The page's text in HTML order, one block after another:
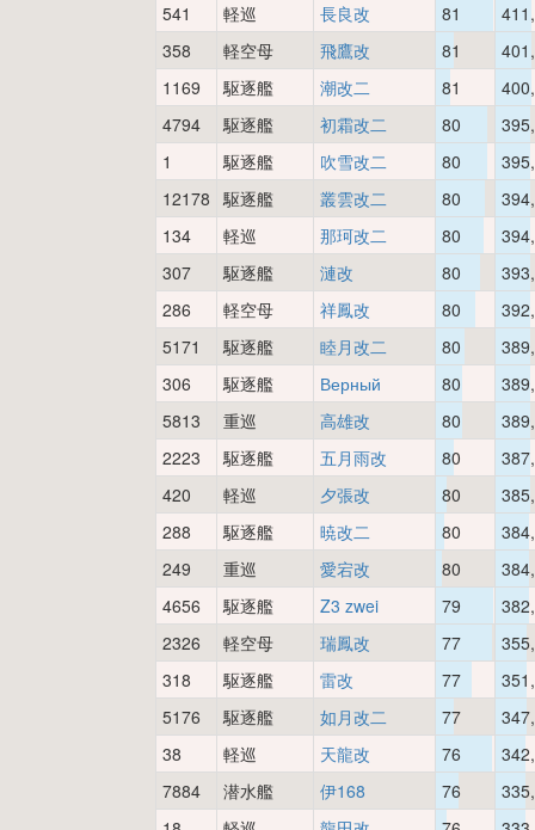
541
軽巡 長良改 81
358
軽空母 飛鷹改 81
1169
駆逐艦 潮改二 81
4794
駆逐艦 初霜改二 80
1
駆逐艦 吹雪改二 80
12178 駆逐艦 叢雲改二 80
134
軽巡 那珂改二 80
307
駆逐艦 漣改 80
286
軽空母 祥鳳改 80
5171
駆逐艦 睦月改二 80
306
駆逐艦 Верный 80
5813
重巡 高雄改 80
2223
駆逐艦 五月雨改 80
420
軽巡 夕張改 80
288
駆逐艦 暁改二 80
249
重巡 愛宕改 80
4656
駆逐艦 Z3 zwei 79
2326
軽空母 瑞鳳改 77
318
駆逐艦 雷改 77
5176
駆逐艦 如月改二 77
38
軽巡 天龍改 76
7884
潜水艦 伊168 76